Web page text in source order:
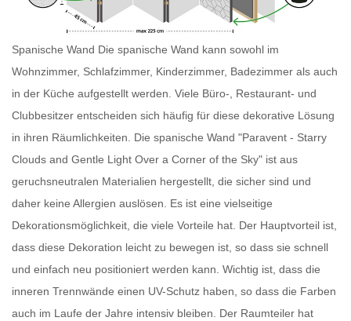
Spanische Wand Die spanische Wand kann sowohl im
Wohnzimmer, Schlafzimmer, Kinderzimmer, Badezimmer als auch
in der Küche aufgestellt werden. Viele Büro-, Restaurant- und
Clubbesitzer entscheiden sich häufig für diese dekorative Lösung
in ihren Räumlichkeiten. Die spanische Wand "Paravent - Starry
Clouds and Gentle Light Over a Corner of the Sky" ist aus
geruchsneutralen Materialien hergestellt, die sicher sind und
daher keine Allergien auslösen. Es ist eine vielseitige
Dekorationsmöglichkeit, die viele Vorteile hat. Der Hauptvorteil ist,
dass diese Dekoration leicht zu bewegen ist, so dass sie schnell
und einfach neu positioniert werden kann. Wichtig ist, dass die
inneren Trennwände einen UV-Schutz haben, so dass die Farben
auch im Laufe der Jahre intensiv bleiben. Der Raumteiler hat